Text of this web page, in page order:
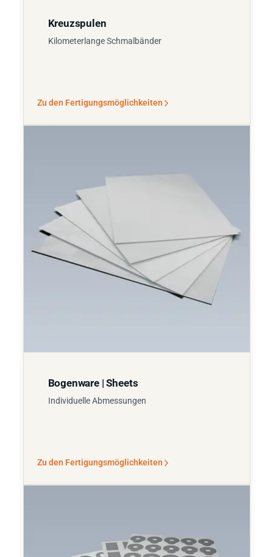
Kreuzspulen
Kilometerlange Schmalbänder
Zu den Fertigungsmöglichkeiten
Bogenware | Sheets
Individuelle Abmessungen
Zu den Fertigungsmöglichkeiten